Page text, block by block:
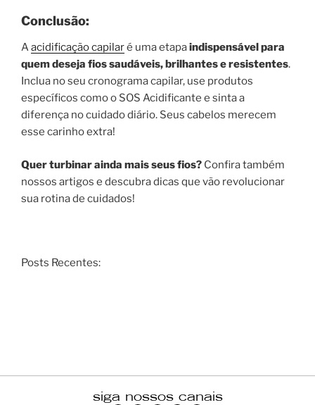
Conclusão:
Aacidificação capilaré uma etapaindispensável para
quem deseja fios saudáveis, brilhantes e resistentes.
Inclua no seu cronograma capilar, use produtos
específicos como o SOS Acidificante e sinta a
diferença no cuidado diário. Seus cabelos merecem
esse carinho extra!
Quer turbinar ainda mais seus fios? Confira também
nossos artigos e descubra dicas que vão revolucionar
sua rotina de cuidados!
Posts Recentes:
siga nossos canais